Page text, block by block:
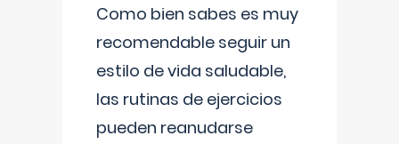
Como bien sabes es muy
recomendable seguir un
estilo de vida saludable,
las rutinas de ejercicios
pueden reanudarse